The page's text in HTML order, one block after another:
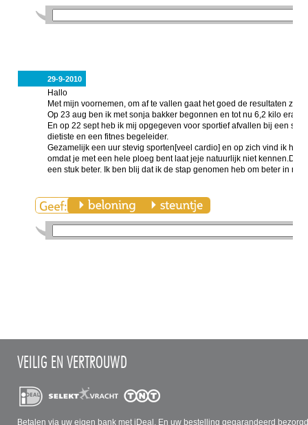
29-9-2010
Hallo
Met mijn voornemen, om af te vallen gaat het goed de resultaten zijn
Op 23 aug ben ik met sonja bakker begonnen en tot nu 6,2 kilo eraf.
En op 22 sept heb ik mij opgegeven voor sportief afvallen bij een
dietiste en een fitnes begeleider.
Gezamelijk een uur stevig sporten[veel cardio] en op zich vind ik het
omdat je met een hele ploeg bent laat jeje natuurlijk niet
een stuk beter. Ik ben blij dat ik de stap genomen heb om beter in
VEILIG EN VERTROUWD
Betalen via uw eigen bank met iDeal. En uw bestelling gegarandeerd